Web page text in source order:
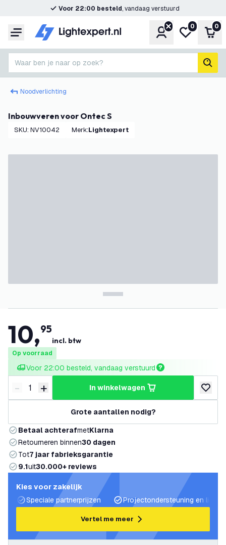
Voor 22:00 besteld, vandaag verstuurd
Menu Account
Mijn
0 0
Waar ben je naar op zoek?
Noodverlichting
Inbouwveren voor Ontec S
SKU: NV10042 Merk: Lightexpert
10,95
incl. btw
Op voorraad
Voor 22:00 besteld, vandaag verstuurd
Verminder hoeveelheid
- Verhoog hoeveelheid
+ in winkelwagen
Grote aantallen nodig?
Betaal achterafmetKlarna
Retourneren binnen30 dagen
Tot7 jaar fabrieksgarantie
9.1uit30.000+ reviews
Kies voor zakelijk
Speciale partnerprijzen
Projectondersteuning en
Vertel me meer